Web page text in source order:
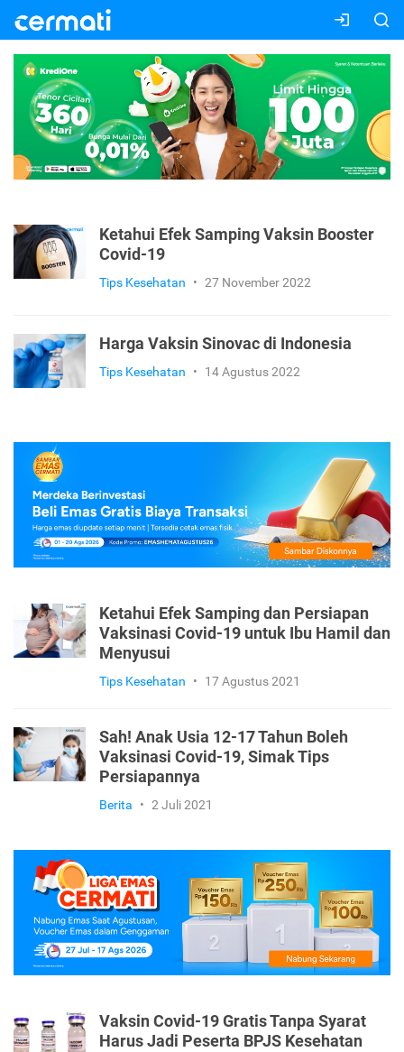
Ketahui Efek Samping Vaksin Booster
Covid-19
Tips Kesehatan • 27 November 2022
Harga Vaksin Sinovac di Indonesia
Tips Kesehatan • 14 Agustus 2022
Ketahui Efek Samping dan Persiapan
Vaksinasi Covid-19 untuk Ibu Hamil dan
Menyusui
Tips Kesehatan • 17 Agustus 2021
Sah! Anak Usia 12-17 Tahun Boleh
Vaksinasi Covid-19, Simak Tips
Persiapannya
Berita • 2 Juli 2021
Vaksin Covid-19 Gratis Tanpa Syarat
Harus Jadi Peserta BPJS Kesehatan